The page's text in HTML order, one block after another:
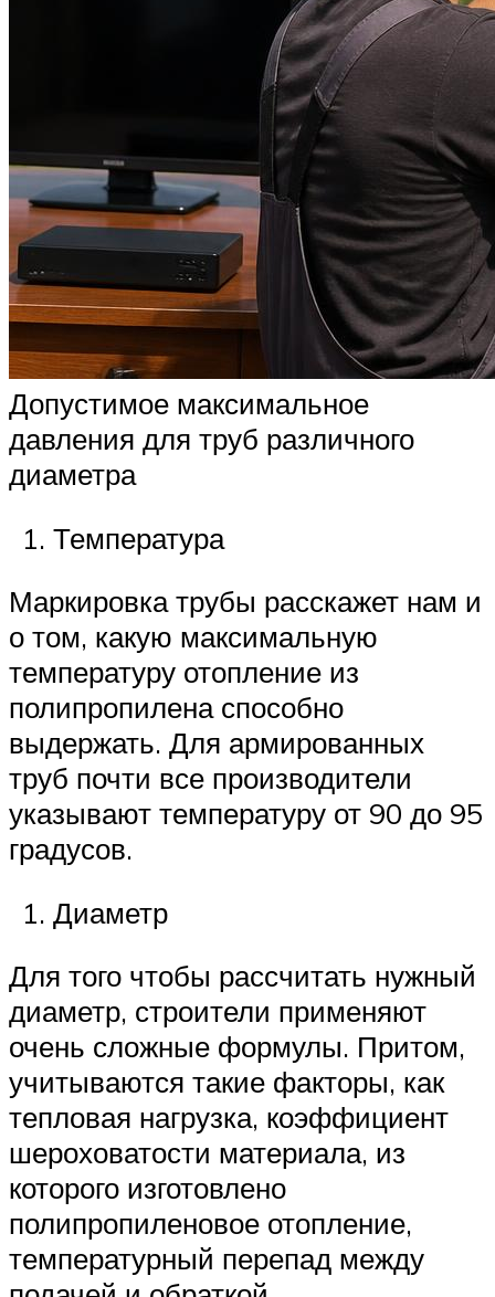
Допустимое максимальное
давления для труб различного
диаметра
Температура
Маркировка трубы расскажет нам и
о том, какую максимальную
температуру отопление из
полипропилена способно
выдержать. Для армированных
труб почти все производители
указывают температуру от 90 до 95
градусов.
Диаметр
Для того чтобы рассчитать нужный
диаметр, строители применяют
очень сложные формулы. Притом,
учитываются такие факторы, как
тепловая нагрузка, коэффициент
шероховатости материала, из
которого изготовлено
полипропиленовое отопление,
температурный перепад между